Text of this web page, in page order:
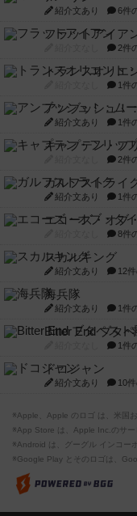
紹介文あり 6件
フラットアイア
2件
トランスオリエ
1件
アンブッシュ！
紹介文あり 1件
キャプテン・フ
2件
ガルフストライ
紹介文あり 1件
エコーズ・オブ
8件
スカルキング
紹介文あり 12
海兵隊
紹介文あり 1件
Bitter End ブタ
1件
ドコジャン
紹介文あり 10
※Apple、Apple のロゴ は、米国
※App Store は、Apple Inc.のサー
※Android は、グーグル インコー
※Google Play とそのロゴは、